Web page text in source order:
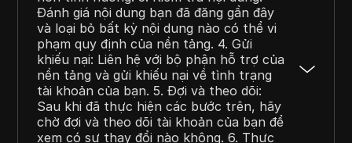
Đánh giá nội dung bạn đã đăng gần đây
và loại bỏ bất kỳ nội dung nào có thể vi
phạm quy định của nền tảng. 4. Gửi
khiếu nại: Liên hệ với bộ phận hỗ trợ của
nền tảng và gửi khiếu nại về tình trạng
tài khoản của bạn. 5. Đợi và theo dõi:
Sau khi đã thực hiện các bước trên, hãy
chờ đợi và theo dõi tài khoản của bạn để
xem có sự thay đổi nào không. 6. Thực